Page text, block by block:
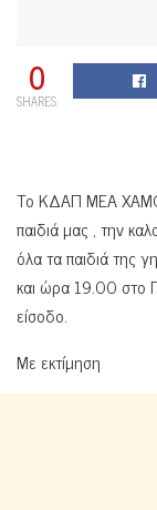
0
SHARES
Το ΚΔΑΠ ΜΕΑ
παιδιά μας , την
όλα τα παιδιά της
και ώρα 19.00 στο
είσοδο.
Με εκτίμηση